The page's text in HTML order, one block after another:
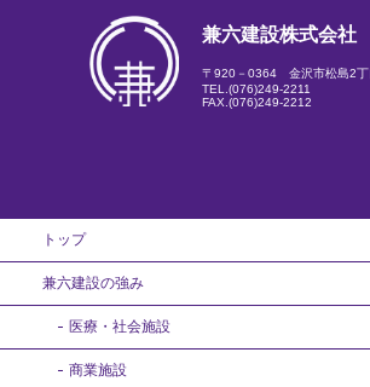
兼六建設株式会社
〒920－0364 金沢市松島2丁
TEL.(076)249-2211
FAX.(076)249-2212
トップ
兼六建設の強み
医療・社会施設
商業施設